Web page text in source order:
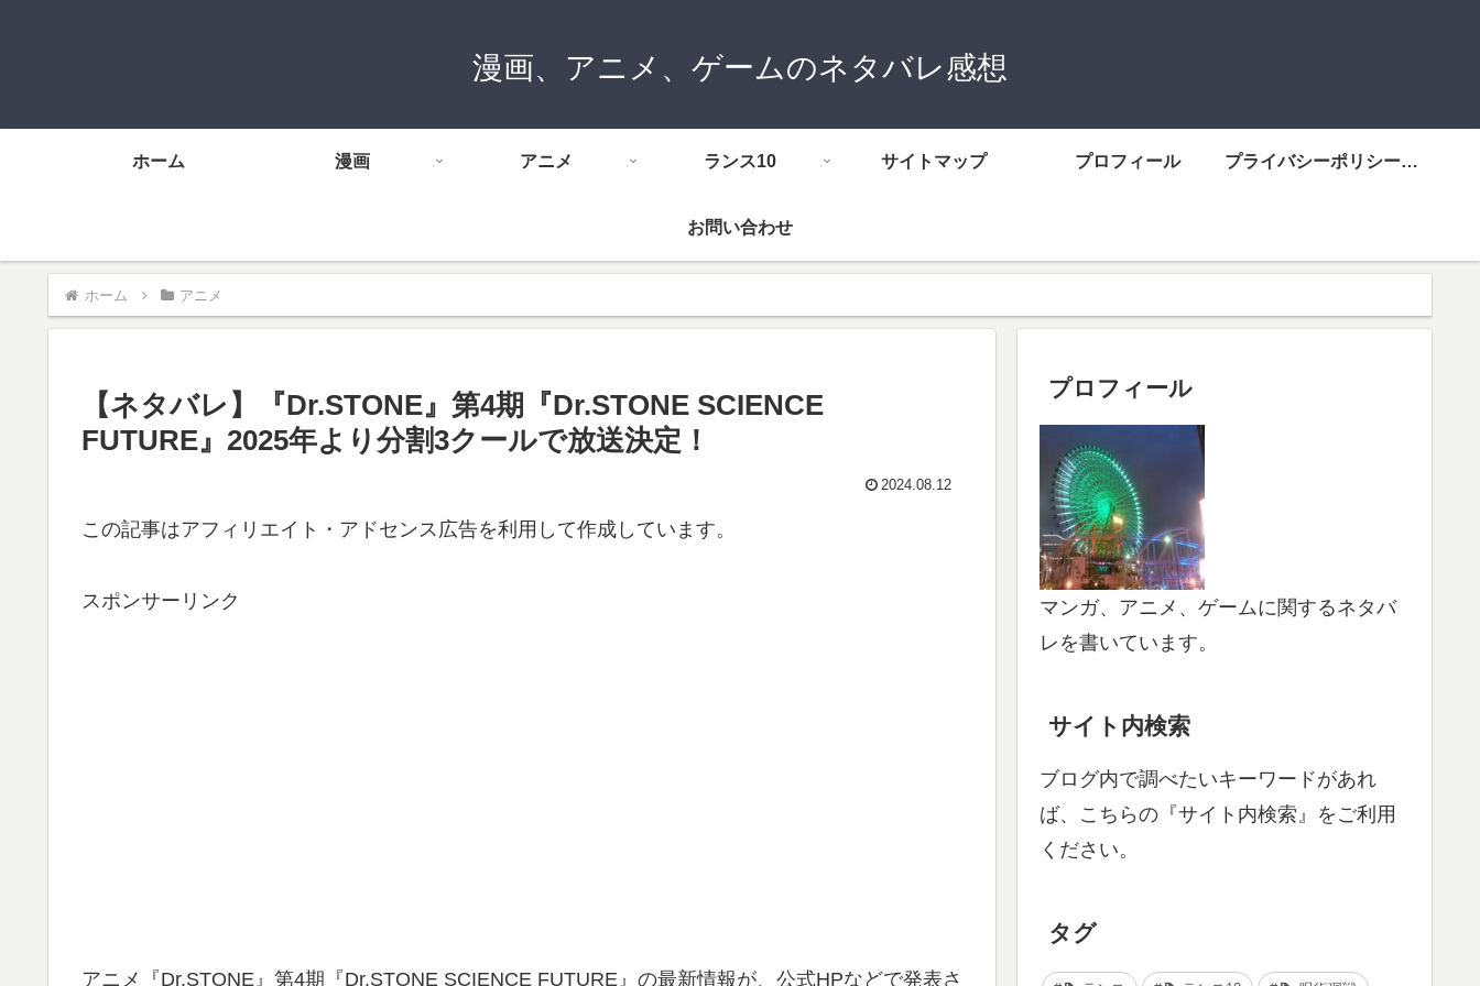
漫画、アニメ、ゲームのネタバレ感想
ホーム 漫画 アニメ ランス10 サイトマップ プロフィール プライバシーポリシーについて
お問い合わせ
ホーム アニメ
【ネタバレ】『Dr.STONE』第4期『Dr.STONE SCIENCE
FUTURE』2025年より分割3クールで放送決定！
2024.08.12
この記事はアフィリエイト・アドセンス広告を利用して作成しています。
スポンサーリンク
アニメ『Dr.STONE』第4期『Dr.STONE SCIENCE FUTURE』の最新情報が、公式HPなどで発表さ
プロフィール
マンガ、アニメ、ゲームに関するネタバ
レを書いています。
サイト内検索
ブログ内で調べたいキーワードがあれ
ば、こちらの『サイト内検索』をご利用
ください。
タグ